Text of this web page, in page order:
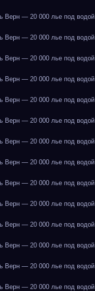
Верн — 20 000 лье под водой
Верн — 20 000 лье под водой
Верн — 20 000 лье под водой
Верн — 20 000 лье под водой
Верн — 20 000 лье под водой
Верн — 20 000 лье под водой
Верн — 20 000 лье под водой
Верн — 20 000 лье под водой
Верн — 20 000 лье под водой
Верн — 20 000 лье под водой
Верн — 20 000 лье под водой
Верн — 20 000 лье под водой
Верн — 20 000 лье под водой
Верн — 20 000 лье под водой